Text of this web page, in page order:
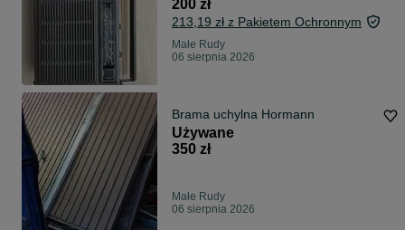
200 zł
213,19 zł z Pakietem Ochronnym
Małe Rudy
06 sierpnia 2026
Brama uchylna Hormann
Używane
350 zł
Małe Rudy
06 sierpnia 2026